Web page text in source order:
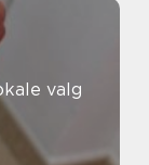
valg